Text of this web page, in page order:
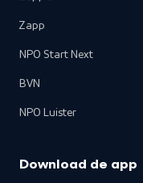
Zapp
NPO Start Next
BVN
NPO Luister
Download de app